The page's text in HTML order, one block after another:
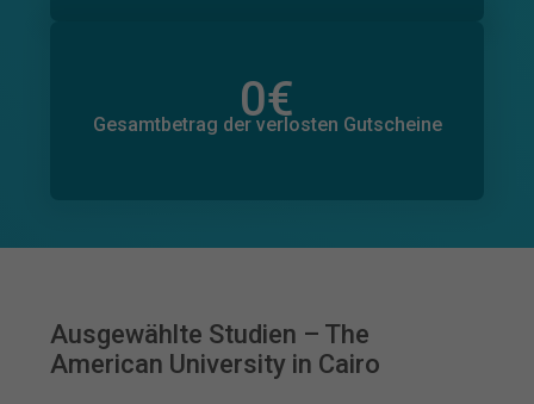
0€
Gesamtbetrag der verlosten Gutscheine
0€
Gesamtbetrag der zugesagten Spenden
Ausgewählte Studien – The
American University in Cairo